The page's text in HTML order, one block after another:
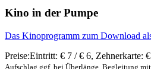
Kino in der Pumpe
Das Kinoprogramm zum Download
Preise:Eintritt: € 7 / € 6, Zehnerkarte:
Aufschlag ggf. bei Überlänge, Begleitung